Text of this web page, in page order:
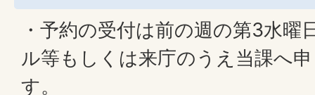
・予約の受付は前の週の第3水曜
ル等もしくは来庁のうえ当課へ
す。